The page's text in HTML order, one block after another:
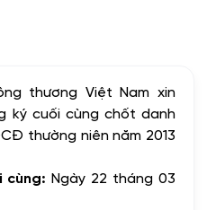
thương Việt Nam xin
ký cuối cùng chốt danh
thường niên năm 2013
cùng:Ngày 22 tháng 03